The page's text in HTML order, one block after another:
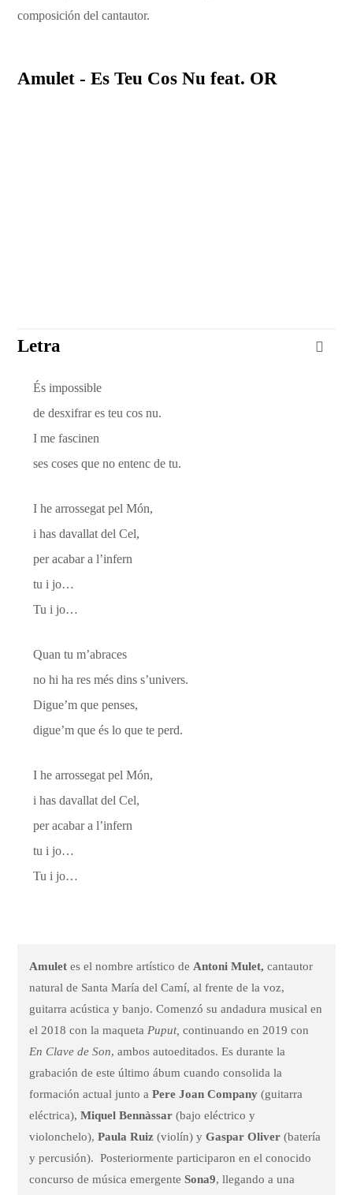
composición del cantautor.
Amulet - Es Teu Cos Nu feat. OR
Letra
És impossible
de desxifrar es teu cos nu.
I me fascinen
ses coses que no entenc de tu.
I he arrossegat pel Món,
i has davallat del Cel,
per acabar a l’infern
tu i jo…
Tu i jo…
Quan tu m’abraces
no hi ha res més dins s’univers.
Digue’m que penses,
digue’m que és lo que te perd.
I he arrossegat pel Món,
i has davallat del Cel,
per acabar a l’infern
tu i jo…
Tu i jo…
Amulet es el nombre artístico de Antoni Mulet, cantautor
natural de Santa María del Camí, al frente de la voz,
guitarra acústica y banjo. Comenzó su andadura musical en
el 2018 con la maqueta Puput, continuando en 2019 con
En Clave de Son, ambos autoeditados. Es durante la
grabación de este último ábum cuando consolida la
formación actual junto aPere Joan Company (guitarra
eléctrica),Miquel Bennàssar (bajo eléctrico y
violonchelo),Paula Ruiz (violín) yGaspar Oliver (batería
y percusión). Posteriormenteparticiparon en el conocido
concurso de música emergenteSona9, llegando a una